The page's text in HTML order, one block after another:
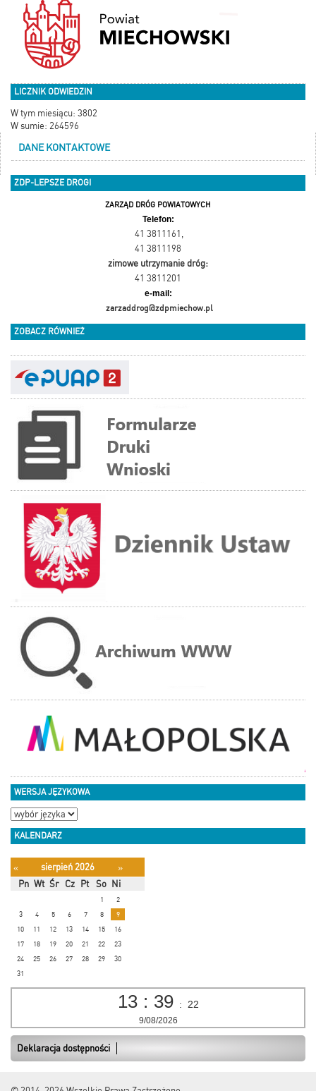
LICZNIK ODWIEDZIN
W tym miesiącu: 3802
W sumie: 264596
DANE KONTAKTOWE
ZDP-LEPSZE DROGI
ZARZĄD DRÓG POWIATOWYCH
Telefon:
41 3811161 ,
41 3811198
zimowe utrzymanie dróg:
41 3811201
e-mail:
zarzaddrog@zdpmiechow.pl
ZOBACZ RÓWNIEŻ
WERSJA JĘZYKOWA
KALENDARZ
« sierpień 2026
»
Pn Wt Śr Cz Pt So Ni
1
2
3
4 5 6 7 8
9
10
11 12 13 14 15
16
17
18 19 20 21 22
23
24
25 26 27 28 29
30
31
13 : 39 : 22
9/08/2026
Deklaracja dostępności